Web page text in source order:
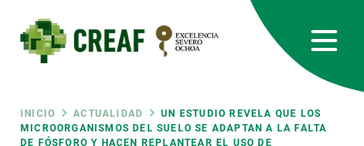
contenido
principal
Ruta
INICIO ACTUALIDAD
UN ESTUDIO REVELA QUE LOS
MICROORGANISMOS DEL SUELO SE ADAPTAN A LA FALTA
DE FÓSFORO Y HACEN REPLANTEAR EL USO DE
RRSS